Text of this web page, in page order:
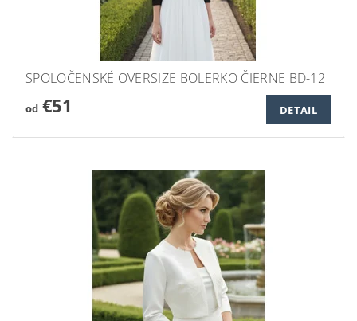
SPOLOČENSKÉ OVERSIZE BOLERKO ČIERNE BD-12
od€51 DETAIL